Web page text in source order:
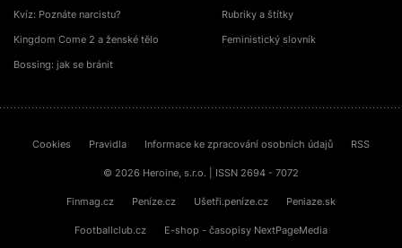
Kvíz: Poznáte narcistu?
Kingdom Come 2 a ženské tělo
Bossing: jak se bránit
Rubriky a štítky
Feministický slovník
Cookies Pravidla Informace ke zpracování osobních údajů RSS
© 2026 Heroine, s.r.o. | ISSN 2694 - 7072
Finmag.cz Peníze.cz Ušetři.peníze.cz Peniaze.sk
Footballclub.cz E-shop - časopisy NextPageMedia